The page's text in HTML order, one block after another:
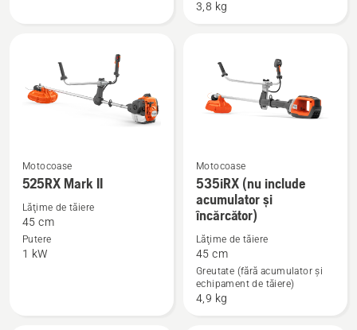
(nu
încărcător)
3,8 kg
Vezi
mai
multe
detalii
despre
Motocoase
525RX Mark II
Lăţime de tăiere
45 cm
Putere
1 kW
Vezi
mai
multe
detalii
despre
535iRX
(nu
Motocoase
535iRX (nu include
acumulator și
încărcător)
Lăţime de tăiere
45 cm
Greutate (fără acumulator și
echipament de tăiere)
4,9 kg